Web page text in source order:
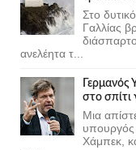
Στο
Γαλλίας
ανελέητα τ...
Γερμανός
στο σπίτι
Μια
υπουργός
Χάμπεκ,